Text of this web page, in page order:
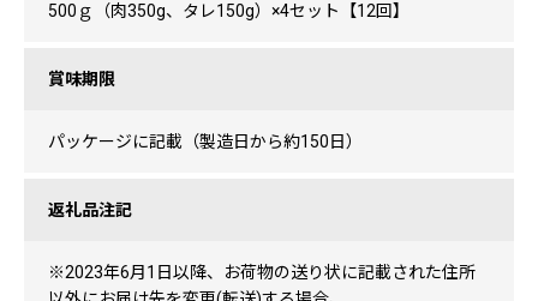
500ｇ（肉350g、タレ150g）×4セット【12回】
賞味期限
パッケージに記載（製造日から約150日）
返礼品注記
※2023年6月1日以降、お荷物の送り状に記載された住所